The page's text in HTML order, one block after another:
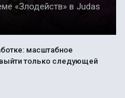
«Злодейств» в Judas
масштабное
только следующей